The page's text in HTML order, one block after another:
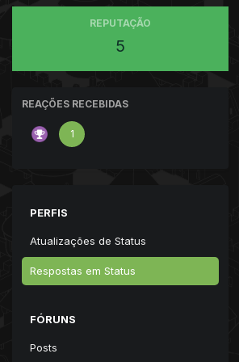
REPUTAÇÃO
5
REAÇÕES RECEBIDAS
1
PERFIS
Atualizações de Status
Respostas em Status
FÓRUNS
Posts